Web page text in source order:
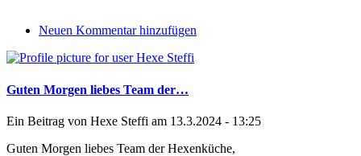
Neuen Kommentar hinzufügen
Guten Morgen liebes Team der…
Ein Beitrag von Hexe Steffi am 13.3.2024 - 13:25
Guten Morgen liebes Team der Hexenküche,